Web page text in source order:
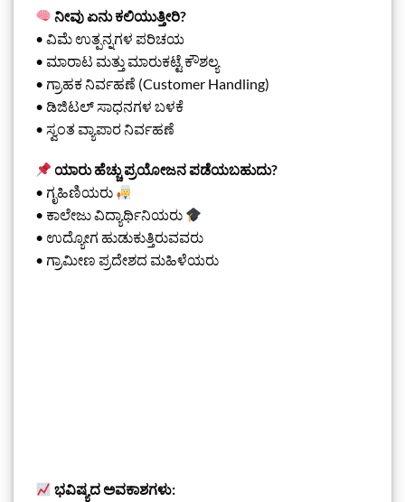
ನೀವು ಏನು ಕಲಿಯುತ್ತೀರಿ?
• ವಿಮೆ ಉತ್ಪನ್ನಗಳ ಪರಿಚಯ
• ಮಾರಾಟ ಮತ್ತು ಮಾರುಕಟ್ಟೆ ಕೌಶಲ್ಯ
• ಗ್ರಾಹಕ ನಿರ್ವಹಣೆ (Customer Handling)
• ಡಿಜಿಟಲ್ ಸಾಧನಗಳ ಬಳಕೆ
• ಸ್ವಂತ ವ್ಯಾಪಾರ ನಿರ್ವಹಣೆ
ಯಾರು ಹೆಚ್ಚು ಪ್ರಯೋಜನ ಪಡೆಯಬಹುದು?
• ಗೃಹಿಣಿಯರು
• ಕಾಲೇಜು ವಿದ್ಯಾರ್ಥಿನಿಯರು
• ಉದ್ಯೋಗ ಹುಡುಕುತ್ತಿರುವವರು
• ಗ್ರಾಮೀಣ ಪ್ರದೇಶದ ಮಹಿಳೆಯರು
ಭವಿಷ್ಯದ ಅವಕಾಶಗಳು: